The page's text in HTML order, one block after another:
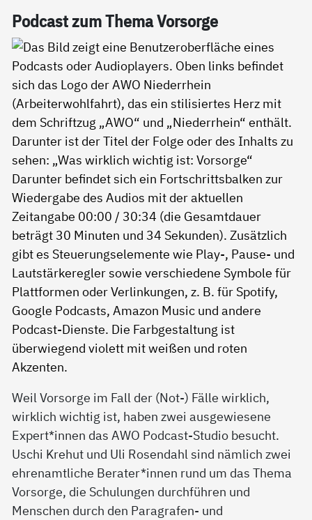
Pod­cast zum The­ma Vor­sor­ge
Weil Vorsorge im Fall der (Not-) Fälle wirklich,
wirklich wichtig ist, haben zwei ausgewiesene
Expert*innen das AWO Podcast-Studio besucht.
Uschi Krehut und Uli Rosendahl sind nämlich zwei
ehrenamtliche Berater*innen rund um das Thema
Vorsorge, die Schulungen durchführen und
Menschen durch den Paragrafen- und